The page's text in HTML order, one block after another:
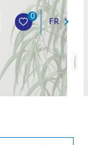
0
FR